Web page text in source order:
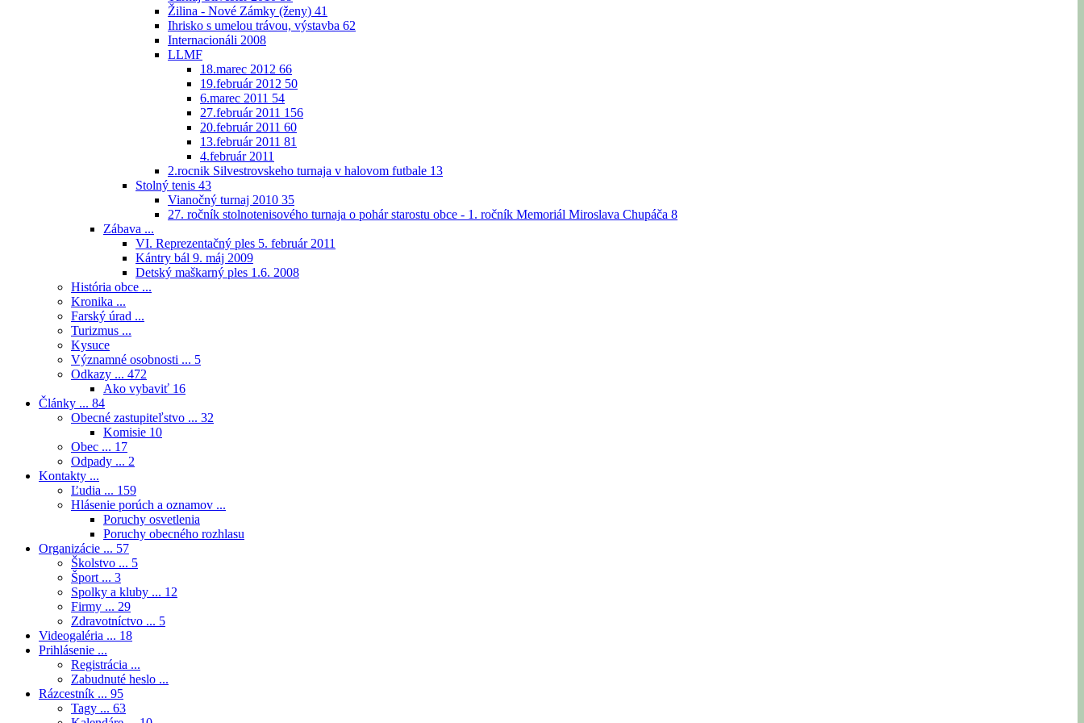
Žilina - Nové Zámky (ženy) 41
Ihrisko s umelou trávou, výstavba 62
Internacionáli 2008
LLMF
18.marec 2012 66
19.február 2012 50
6.marec 2011 54
27.február 2011 156
20.február 2011 60
13.február 2011 81
4.február 2011
2.rocnik Silvestrovskeho turnaja v halovom futbale 13
Stolný tenis 43
Vianočný turnaj 2010 35
27. ročník stolnotenisového turnaja o pohár starostu obce - 1. ročník Memoriál Miroslava Chupáča 8
Zábava ...
VI. Reprezentačný ples 5. február 2011
Kántry bál 9. máj 2009
Detský maškarný ples 1.6. 2008
História obce ...
Kronika ...
Farský úrad ...
Turizmus ...
Kysuce
Významné osobnosti ... 5
Odkazy ... 472
Ako vybaviť 16
Články ... 84
Obecné zastupiteľstvo ... 32
Komisie 10
Obec ... 17
Odpady ... 2
Kontakty ...
Ľudia ... 159
Hlásenie porúch a oznamov ...
Poruchy osvetlenia
Poruchy obecného rozhlasu
Organizácie ... 57
Školstvo ... 5
Šport ... 3
Spolky a kluby ... 12
Firmy ... 29
Zdravotníctvo ... 5
Videogaléria ... 18
Prihlásenie ...
Registrácia ...
Zabudnuté heslo ...
Rázcestník ... 95
Tagy ... 63